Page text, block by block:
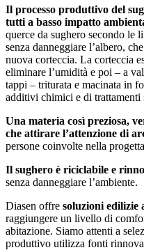
Il processo produttivo del
tutti a basso impatto
querce da sughero secondo le
senza danneggiare l’albero,
nuova corteccia. La corteccia
eliminare l’umidità e poi – a
tappi – triturata e macinata in
additivi chimici e di trattamenti
Una materia così preziosa,
che attirare l’attenzione di
persone coinvolte nella
Il sughero è riciclabile e
senza danneggiare l’ambiente.
Diasen offre soluzioni edilizie
raggiungere un livello di
abitazione. Siamo attenti a
produttivo utilizza fonti